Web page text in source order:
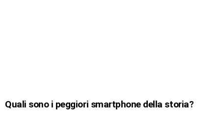
Quali sono i peggiori smartphone della storia?